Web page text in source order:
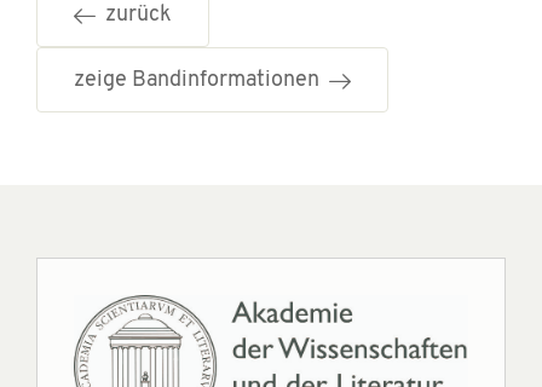
zurück
zeige Bandinformationen